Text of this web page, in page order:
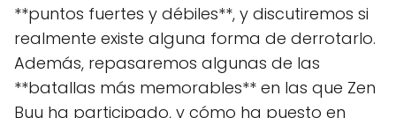
**puntos fuertes y débiles**, y discutiremos si
realmente existe alguna forma de derrotarlo.
Además, repasaremos algunas de las
**batallas más memorables** en las que Zen
Buu ha participado, y cómo ha puesto en